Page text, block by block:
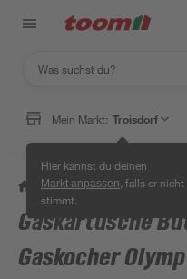
Mein Markt: Troisdorf
Hier kannst du deinen
Markt anpassen , falls er nicht
stimmt.
/ Garten & Freizeit /
Gaskartusche
Gaskocher Olymp